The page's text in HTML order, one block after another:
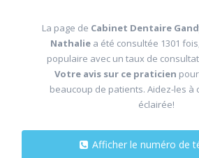
La page de Cabinet Dentaire
Nathalie a été consultée 1301
populaire avec un taux de
Votre avis sur ce praticien
beaucoup de patients. Aidez-les à
éclairée!
Afficher le numéro